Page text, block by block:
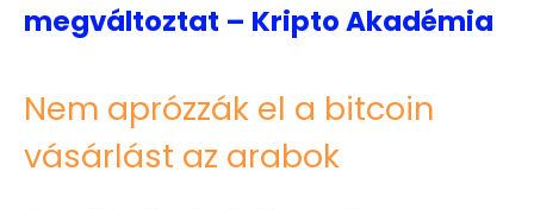
megváltoztat – Kripto Akadémia
Nem aprózzák el a bitcoin
vásárlást az arabok